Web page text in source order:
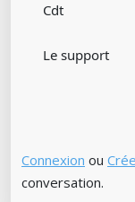
Cdt
Le support
Connexion ou
conversation.